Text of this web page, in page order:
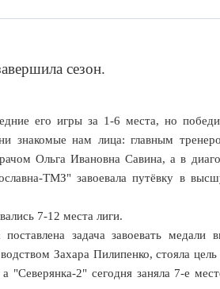
сезон.
его игры за 1-6 места, но
нам лица: главным
Ольга Ивановна Савина, а в
ТМЗ" завоевала путёвку в
7-12 места лиги.
задача завоевать
Захара Пилипенко, стояла
"Северянка-2" сегодня заняла 7-е